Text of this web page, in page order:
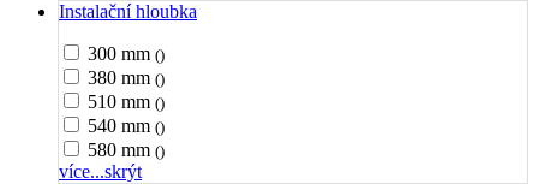
Instalační hloubka
300 mm ()
380 mm ()
510 mm ()
540 mm ()
580 mm ()
více...skrýt